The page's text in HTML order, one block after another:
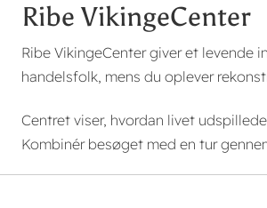
Ribe VikingeCenter
Ribe VikingeCenter giver et levende
handelsfolk, mens du oplever
Centret viser, hvordan livet
Kombinér besøget med en tur